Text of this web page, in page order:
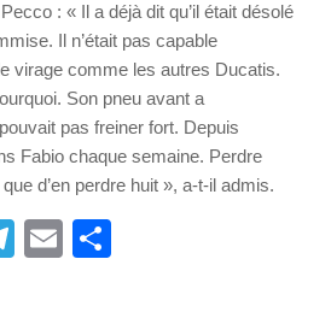
: « Il a déjà dit qu’il était désolé
Il n’était pas capable
virage comme les autres Ducatis.
Son pneu avant a
pas freiner fort. Depuis
Fabio chaque semaine. Perdre
d’en perdre huit », a-t-il admis.
Telegram
Email